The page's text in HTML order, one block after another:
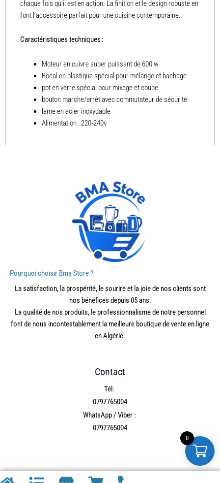
0
chaque fois qu’il est en action. La finition et le design robuste en
font l’accessoire parfait pour une cuisine contemporaine.
Caractéristiques techniques :
Moteur en cuivre super puissant de 600 w
Bocal en plastique spécial pour mélange et hachage
pot en verre spécial pour mixage et coupe
bouton marche/arrêt avec commutateur de sécurité
lame en acier inoxydable
Alimentation : 220-240v
Pourquoi choisir Bma Store ?
La satisfaction, la prospérité, le sourire et la joie de nos clients sont
nos bénéfices depuis 05 ans.
La qualité de nos produits, le professionnalisme de notre personnel
font de nous incontestablement la meilleure boutique de vente en ligne
en Algérie.
Contact
Tél:
0797765004
WhatsApp / Viber :
0797765004